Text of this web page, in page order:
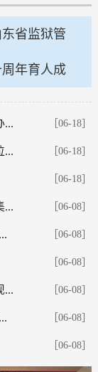
省监狱管
年育人成
... ［06-18］
... ［06-18］
［06-18］
... ［06-08］
［06-08］
［06-08］
... ［06-08］
［06-08］
［06-08］